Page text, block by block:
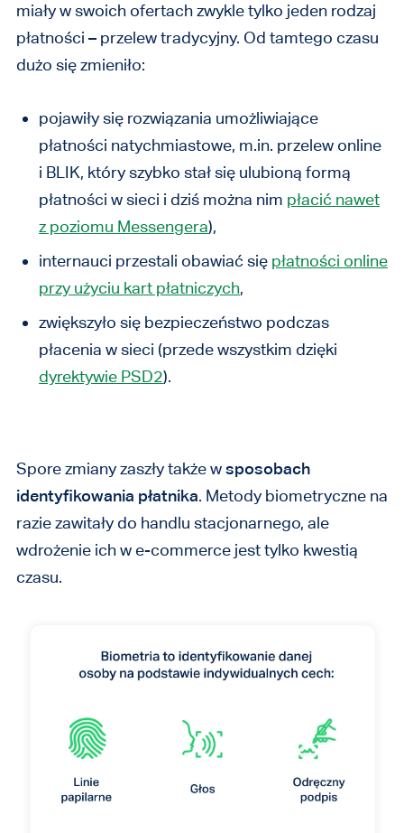
miały w swoich ofertach zwykle tylko jeden rodzaj
płatności – przelew tradycyjny. Od tamtego czasu
dużo się zmieniło:
pojawiły się rozwiązania umożliwiające
płatności natychmiastowe, m.in. przelew online
i BLIK, który szybko stał się ulubioną formą
płatności w sieci i dziś można nim płacić nawet
z poziomu Messengera),
internauci przestali obawiać się płatności online
przy użyciu kart płatniczych,
zwiększyło się bezpieczeństwo podczas
płacenia w sieci (przede wszystkim dzięki
dyrektywie PSD2).
Spore zmiany zaszły także wsposobach
identyfikowania płatnika. Metody biometryczne na
razie zawitały do handlu stacjonarnego, ale
wdrożenie ich w e-commerce jest tylko kwestią
czasu.